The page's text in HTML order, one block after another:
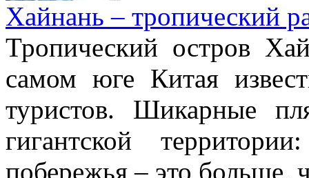
Хайнань – тропический
Тропический остров
самом юге Китая
туристов. Шикарные
гигантской
побережья – это